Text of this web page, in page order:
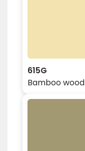
615G
Bamboo wood